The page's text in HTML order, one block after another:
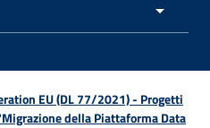
EU (DL 77/2021) - Progetti
della Piattaforma Data